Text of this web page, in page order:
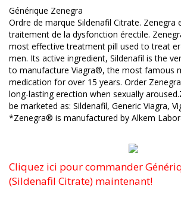
Générique Zenegra
Ordre de marque Sildenafil Citrate. Zenegra
traitement de la dysfonction érectile.
most effective treatment pill used to treat
men. Its active ingredient, Sildenafil is the
to manufacture Viagra®, the most famous
medication for over 15 years. Order
long-lasting erection when sexually
be marketed as: Sildenafil, Generic Viagra,
*Zenegra® is manufactured by Alkem
Cliquez ici pour commander
(Sildenafil Citrate) maintenant!